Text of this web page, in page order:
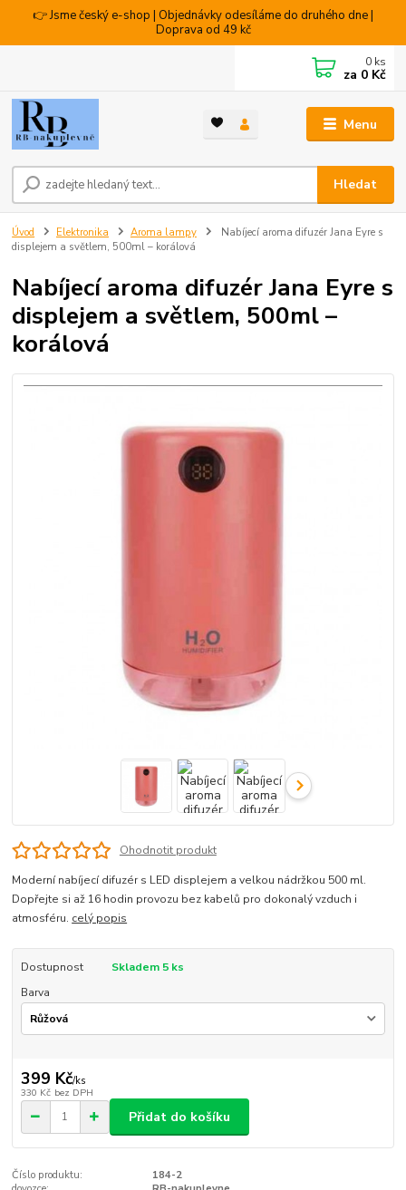
👉 Jsme český e-shop | Objednávky odesíláme do druhého dne |
Doprava od 49 kč
Menu
Hledat
0 ks
za 0 Kč
Úvod Elektronika Aroma lampy
Nabíjecí aroma difuzér Jana Eyre s
displejem a světlem, 500ml – korálová
Nabíjecí aroma difuzér Jana Eyre s
displejem a světlem, 500ml –
korálová
Ohodnotit produkt
Moderní nabíjecí difuzér s LED displejem a velkou nádržkou 500 ml.
Dopřejte si až 16 hodin provozu bez kabelů pro dokonalý vzduch i
atmosféru. celý popis
Dostupnost
Skladem 5 ks
Barva
399 Kč/ks
330 Kč bez DPH
Přidat do košíku
Číslo produktu:
184-2